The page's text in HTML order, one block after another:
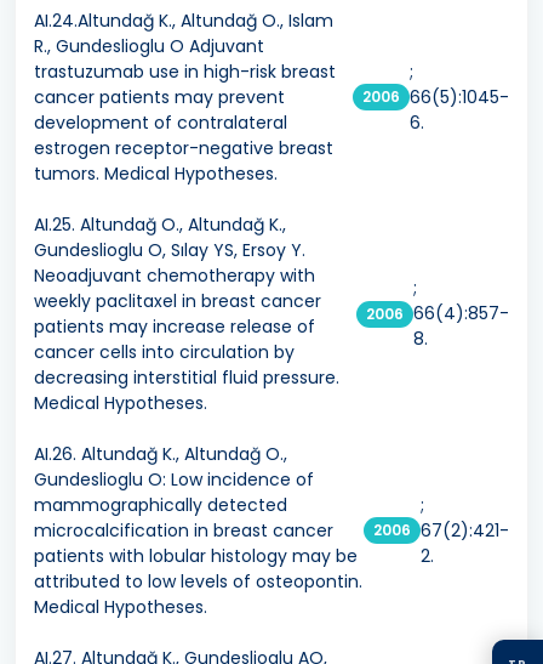
AI.24.Altundağ K., Altundağ O., Islam
R., Gundeslioglu O Adjuvant
trastuzumab use in high-risk breast
cancer patients may prevent
development of contralateral
estrogen receptor-negative breast
tumors. Medical Hypotheses.
2006
;
66(5):1045-
6.
AI.25. Altundağ O., Altundağ K.,
Gundeslioglu O, Sılay YS, Ersoy Y.
Neoadjuvant chemotherapy with
weekly paclitaxel in breast cancer
patients may increase release of
cancer cells into circulation by
decreasing interstitial fluid pressure.
Medical Hypotheses.
2006
;
66(4):857-
8.
AI.26. Altundağ K., Altundağ O.,
Gundeslioglu O: Low incidence of
mammographically detected
microcalcification in breast cancer
patients with lobular histology may be
attributed to low levels of osteopontin.
Medical Hypotheses.
2006
;
67(2):421-
2.
AI.27. Altundağ K., Gundeslioglu AO,